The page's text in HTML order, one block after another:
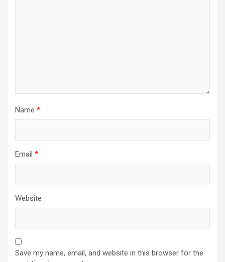
Name *
Email *
Website
Save my name, email, and website in this browser for the